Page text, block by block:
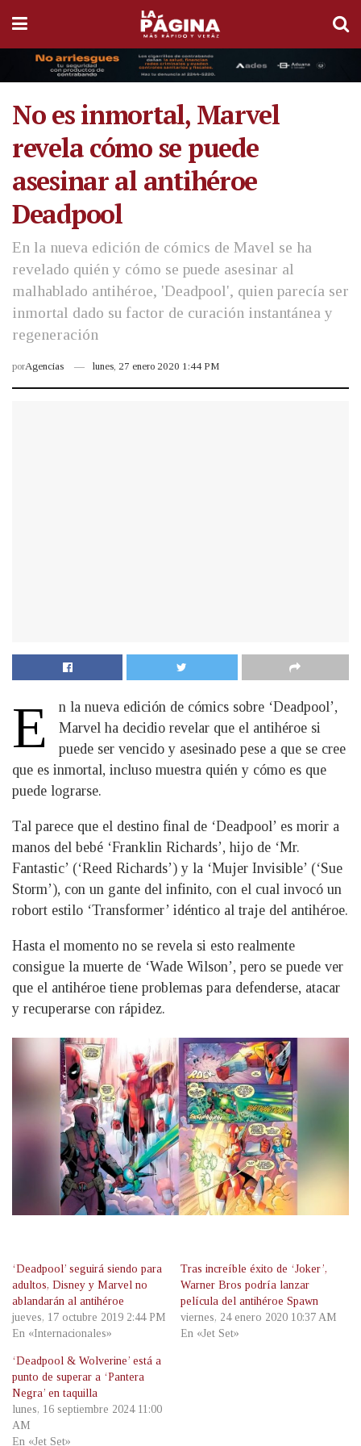
No es inmortal, Marvel
revela cómo se puede
asesinar al antihéroe
Deadpool
En la nueva edición de cómics de Mavel se ha
revelado quién y cómo se puede asesinar al
malhablado antihéroe, 'Deadpool', quien parecía ser
inmortal dado su factor de curación instantánea y
regeneración
porAgencias lunes, 27 enero 2020 1:44 PM
E
n la nueva edición de cómics sobre ‘Deadpool’,
Marvel ha decidio revelar que el antihéroe si
puede ser vencido y asesinado pese a que se cree
que es inmortal, incluso muestra quién y cómo es que
puede lograrse.
Tal parece que el destino final de ‘Deadpool’ es morir a
manos del bebé ‘Franklin Richards’, hijo de ‘Mr.
Fantastic’ (‘Reed Richards’) y la ‘Mujer Invisible’ (‘Sue
Storm’), con un gante del infinito, con el cual invocó un
robort estilo ‘Transformer’ idéntico al traje del antihéroe.
Hasta el momento no se revela si esto realmente
consigue la muerte de ‘Wade Wilson’, pero se puede ver
que el antihéroe tiene problemas para defenderse, atacar
y recuperarse con rápidez.
‘Deadpool’ seguirá siendo para
adultos, Disney y Marvel no
ablandarán al antihéroe
jueves, 17 octubre 2019 2:44 PM
En «Internacionales»
Tras increíble éxito de ‘Joker’,
Warner Bros podría lanzar
película del antihéroe Spawn
viernes, 24 enero 2020 10:37 AM
En «Jet Set»
‘Deadpool & Wolverine’ está a
punto de superar a ‘Pantera
Negra’ en taquilla
lunes, 16 septiembre 2024 11:00
AM
En «Jet Set»